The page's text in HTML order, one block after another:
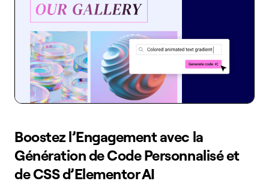
Boostez l’Engagement avec la
Génération de Code Personnalisé et
de CSS d’Elementor AI